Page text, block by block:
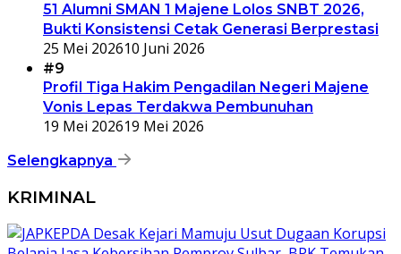
51 Alumni SMAN 1 Majene Lolos SNBT 2026,
Bukti Konsistensi Cetak Generasi Berprestasi
25 Mei 202610 Juni 2026
#9
Profil Tiga Hakim Pengadilan Negeri Majene
Vonis Lepas Terdakwa Pembunuhan
19 Mei 202619 Mei 2026
Selengkapnya
KRIMINAL